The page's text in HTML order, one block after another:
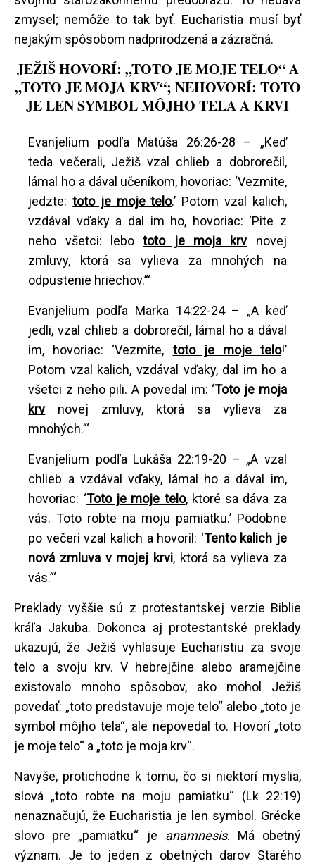
zmysel; nemôže to tak byť. Eucharistia musí byť
nejakým spôsobom nadprirodzená a zázračná.
JEŽIŠ HOVORÍ: „TOTO JE MOJE TELO“ A
„TOTO JE MOJA KRV“; NEHOVORÍ: TOTO
JE LEN SYMBOL MÔJHO TELA A KRVI
Evanjelium podľa Matúša 26:26-28 – „Keď
teda večerali, Ježiš vzal chlieb a dobrorečil,
lámal ho a dával učeníkom, hovoriac: ‘Vezmite,
jedzte:toto je moje telo.’ Potom vzal kalich,
vzdával vďaky a dal im ho, hovoriac: ‘Pite z
neho všetci: lebototo je moja krvnovej
zmluvy, ktorá sa vylieva za mnohých na
odpustenie hriechov.’“
Evanjelium podľa Marka 14:22-24 – „A keď
jedli, vzal chlieb a dobrorečil, lámal ho a dával
im, hovoriac: ‘Vezmite, toto je moje telo!’
Potom vzal kalich, vzdával vďaky, dal im ho a
všetci z neho pili. A povedal im: ‘Toto je moja
krvnovej zmluvy, ktorá sa vylieva za
mnohých.’“
Evanjelium podľa Lukáša 22:19-20 – „A vzal
chlieb a vzdával vďaky, lámal ho a dával im,
hovoriac: ‘Toto je moje telo, ktoré sa dáva za
vás. Toto robte na moju pamiatku.’ Podobne
po večeri vzal kalich a hovoril: ‘Tento kalich je
nová zmluva v mojej krvi, ktorá sa vylieva za
vás.’“
Preklady vyššie sú z protestantskej verzie Biblie
kráľa Jakuba. Dokonca aj protestantské preklady
ukazujú, že Ježiš vyhlasuje Eucharistiu za svoje
telo a svoju krv. V hebrejčine alebo aramejčine
existovalo mnoho spôsobov, ako mohol Ježiš
povedať: „toto predstavuje moje telo“ alebo „toto je
symbol môjho tela“, ale nepovedal to. Hovorí „toto
je moje telo“ a „toto je moja krv“.
Navyše, protichodne k tomu, čo si niektorí myslia,
slová „toto robte na moju pamiatku“ (Lk 22:19)
nenaznačujú, že Eucharistia je len symbol. Grécke
slovo pre „pamiatku“ je anamnesis. Má obetný
význam. Je to jeden z obetných darov Starého